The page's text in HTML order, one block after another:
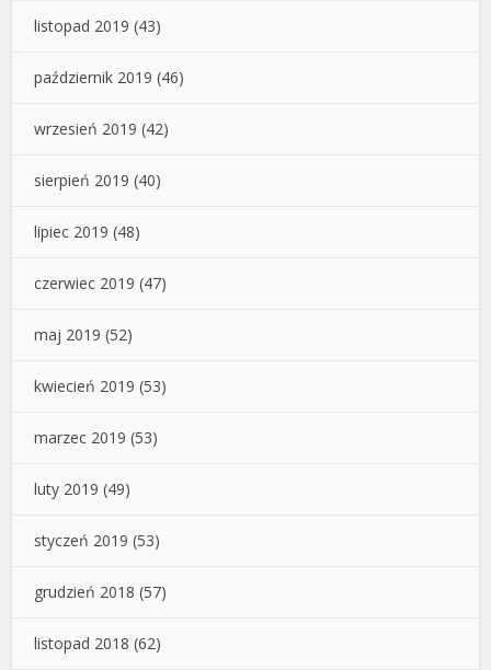
listopad 2019 (43)
październik 2019 (46)
wrzesień 2019 (42)
sierpień 2019 (40)
lipiec 2019 (48)
czerwiec 2019 (47)
maj 2019 (52)
kwiecień 2019 (53)
marzec 2019 (53)
luty 2019 (49)
styczeń 2019 (53)
grudzień 2018 (57)
listopad 2018 (62)